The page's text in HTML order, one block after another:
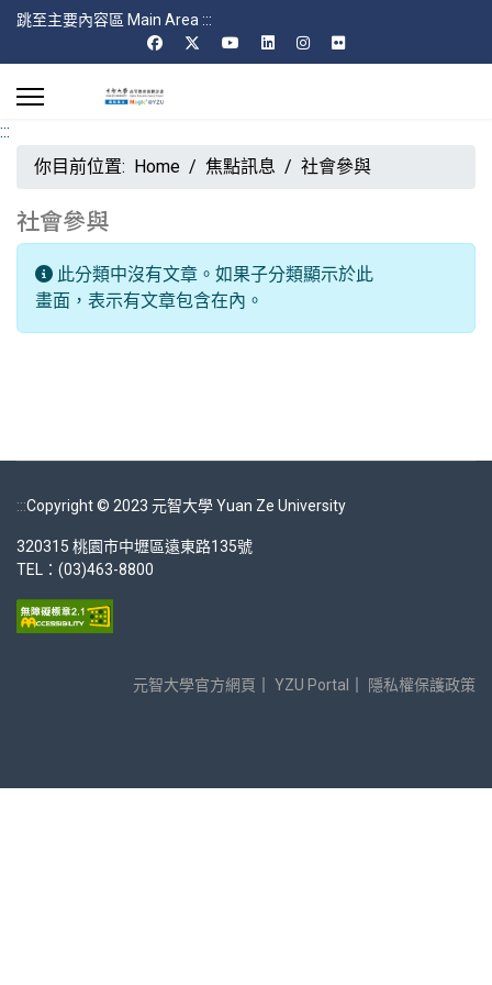
跳至主要內容區 Main Area :::
:::
你目前位置: Home 焦點訊息 社會參與
社會參與
每頁顯示條數
資訊
此分類中沒有文章。如果子分類顯示於此
畫面，表示有文章包含在內。
:::Copyright © 2023 元智大學 Yuan Ze University
320315 桃園市中壢區遠東路135號
TEL：(03)463-8800
元智大學官方網頁 YZU Portal 隱私權保護政策